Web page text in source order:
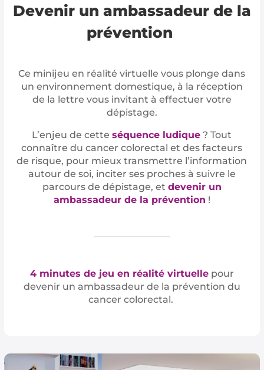
Devenir un ambassadeur de la
prévention
Ce minijeu en réalité virtuelle vous plonge dans
un environnement domestique, à la réception
de la lettre vous invitant à effectuer votre
dépistage.
L’enjeu de cetteséquence ludique ? Tout
connaître du cancer colorectal et des facteurs
de risque, pour mieux transmettre l’information
autour de soi, inciter ses proches à suivre le
parcours de dépistage, et devenir un
ambassadeur de la prévention !
4 minutes de jeu en réalité virtuellepour
devenir un ambassadeur de la prévention du
cancer colorectal.